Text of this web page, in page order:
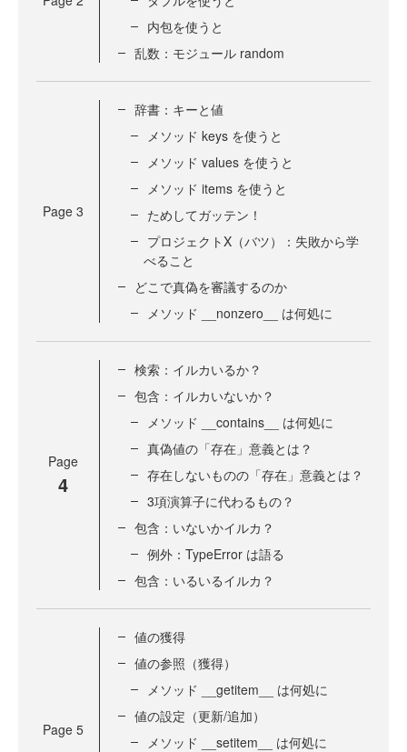
内包を使うと
乱数：モジュール random
Page 3
辞書：キーと値
メソッド keys を使うと
メソッド values を使うと
メソッド items を使うと
ためしてガッテン！
プロジェクトX（バツ）：失敗から学
べること
どこで真偽を審議するのか
メソッド __nonzero__ は何処に
Page
4
検索：イルカいるか？
包含：イルカいないか？
メソッド __contains__ は何処に
真偽値の「存在」意義とは？
存在しないものの「存在」意義とは？
3項演算子に代わるもの？
包含：いないかイルカ？
例外：TypeError は語る
包含：いるいるイルカ？
Page 5
値の獲得
値の参照（獲得）
メソッド __getitem__ は何処に
値の設定（更新/追加）
メソッド __setitem__ は何処に